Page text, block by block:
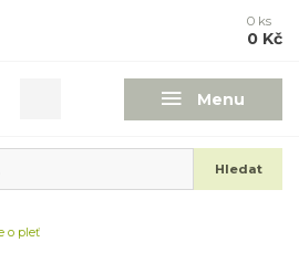
Menu
Hledat
0 ks
0 Kč
o pleť